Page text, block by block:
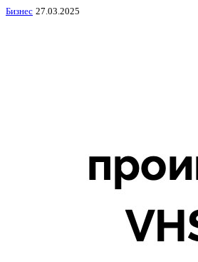
Бизнес 27.03.2025